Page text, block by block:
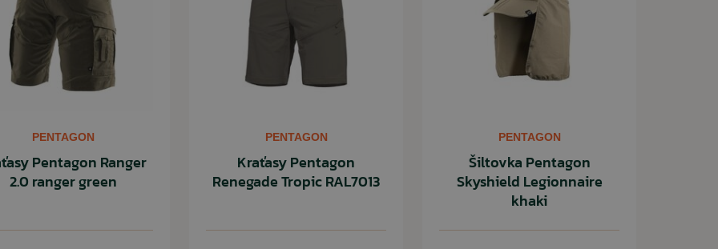
PENTAGON
Pentagon Ranger
2.0 ranger green
PENTAGON
Kraťasy Pentagon
Renegade Tropic RAL7013
PENTAGON
Šiltovka Pentagon
Skyshield Legionnaire
khaki